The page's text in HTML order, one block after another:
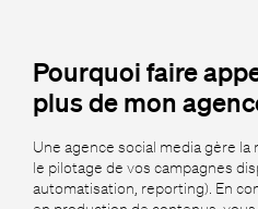
Pourquoi faire
plus de mon
Une agence social media gère
le pilotage de vos campagnes
automatisation, reporting). En